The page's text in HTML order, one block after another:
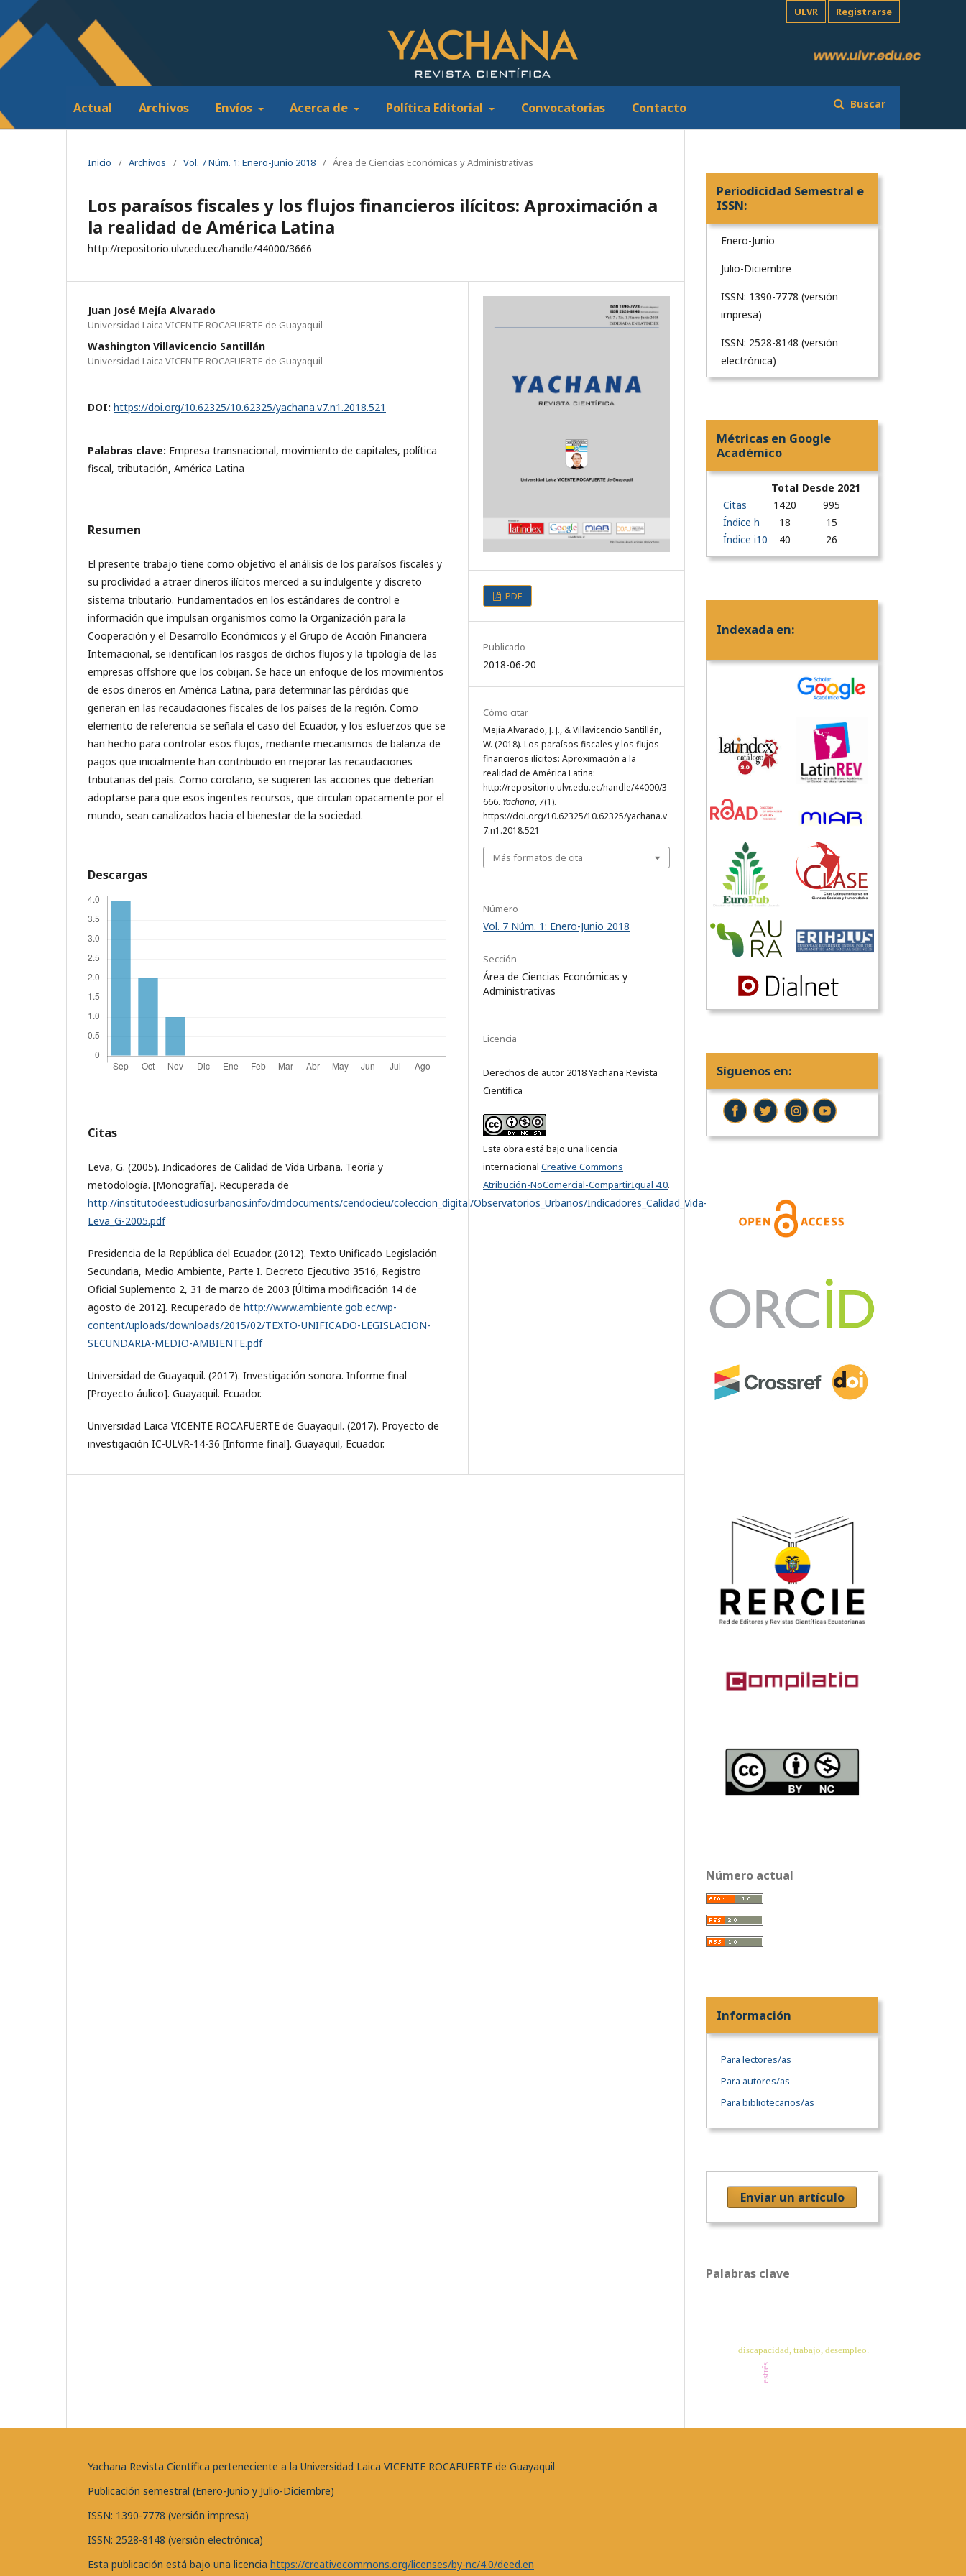
Actual Archivos Envíos Acerca de Política Editorial Convocatorias Contacto Buscar
ULVR Registrarse
Inicio / Archivos / Vol. 7 Núm. 1: Enero-Junio 2018 / Área de Ciencias Económicas y Administrativas
Los paraísos fiscales y los flujos financieros ilícitos: Aproximación a
la realidad de América Latina
http://repositorio.ulvr.edu.ec/handle/44000/3666
Juan José Mejía Alvarado
Universidad Laica VICENTE ROCAFUERTE de Guayaquil
Washington Villavicencio Santillán
Universidad Laica VICENTE ROCAFUERTE de Guayaquil
DOI: https://doi.org/10.62325/10.62325/yachana.v7.n1.2018.521
Palabras clave: Empresa transnacional, movimiento de capitales, política
fiscal, tributación, América Latina
Resumen
El presente trabajo tiene como objetivo el análisis de los paraísos fiscales y
su proclividad a atraer dineros ilícitos merced a su indulgente y discreto
sistema tributario. Fundamentados en los estándares de control e
información que impulsan organismos como la Organización para la
Cooperación y el Desarrollo Económicos y el Grupo de Acción Financiera
Internacional, se identifican los rasgos de dichos flujos y la tipología de las
empresas offshore que los cobijan. Se hace un enfoque de los movimientos
de esos dineros en América Latina, para determinar las pérdidas que
generan en las recaudaciones fiscales de los países de la región. Como
elemento de referencia se señala el caso del Ecuador, y los esfuerzos que se
han hecho para controlar esos flujos, mediante mecanismos de balanza de
pagos que inicialmente han contribuido en mejorar las recaudaciones
tributarias del país. Como corolario, se sugieren las acciones que deberían
adoptarse para que esos ingentes recursos, que circulan opacamente por el
mundo, sean canalizados hacia el bienestar de la sociedad.
Descargas
Citas
Leva, G. (2005). Indicadores de Calidad de Vida Urbana. Teoría y
metodología. [Monografía]. Recuperada de
http://institutodeestudiosurbanos.info/dmdocuments/cendocieu/coleccion_digital/Observatorios_Urbanos/Indicadores_Calidad_Vida-
Leva_G-2005.pdf
Presidencia de la República del Ecuador. (2012). Texto Unificado Legislación
Secundaria, Medio Ambiente, Parte I. Decreto Ejecutivo 3516, Registro
Oficial Suplemento 2, 31 de marzo de 2003 [Última modificación 14 de
agosto de 2012]. Recuperado de http://www.ambiente.gob.ec/wp-
content/uploads/downloads/2015/02/TEXTO-UNIFICADO-LEGISLACION-
SECUNDARIA-MEDIO-AMBIENTE.pdf
Universidad de Guayaquil. (2017). Investigación sonora. Informe final
[Proyecto áulico]. Guayaquil. Ecuador.
Universidad Laica VICENTE ROCAFUERTE de Guayaquil. (2017). Proyecto de
investigación IC-ULVR-14-36 [Informe final]. Guayaquil, Ecuador.
PDF
Publicado
2018-06-20
Cómo citar
Mejía Alvarado, J. J., & Villavicencio Santillán,
W. (2018). Los paraísos fiscales y los flujos
financieros ilícitos: Aproximación a la
realidad de América Latina:
http://repositorio.ulvr.edu.ec/handle/44000/3
666. Yachana, 7(1).
https://doi.org/10.62325/10.62325/yachana.v
7.n1.2018.521
Más formatos de cita
Número
Vol. 7 Núm. 1: Enero-Junio 2018
Sección
Área de Ciencias Económicas y
Administrativas
Licencia
Derechos de autor 2018 Yachana Revista
Científica
Esta obra está bajo una licencia
internacional Creative Commons
Atribución-NoComercial-CompartirIgual 4.0.
Periodicidad Semestral e
ISSN:
Enero-Junio
Julio-Diciembre
ISSN: 1390-7778 (versión
impresa)
ISSN: 2528-8148 (versión
electrónica)
Métricas en Google
Académico
Total Desde 2021
Citas
1420
995
Índice h
18
15
Índice i10
40 26
Indexada en:
Síguenos en:
Número actual
Información
Para lectores/as
Para autores/as
Para bibliotecarios/as
Enviar un artículo
Palabras clave
estrés
discapacidad, trabajo, desempleo.
Yachana Revista Científica perteneciente a la Universidad Laica VICENTE ROCAFUERTE de Guayaquil
Publicación semestral (Enero-Junio y Julio-Diciembre)
ISSN: 1390-7778 (versión impresa)
ISSN: 2528-8148 (versión electrónica)
Esta publicación está bajo una licencia https://creativecommons.org/licenses/by-nc/4.0/deed.en